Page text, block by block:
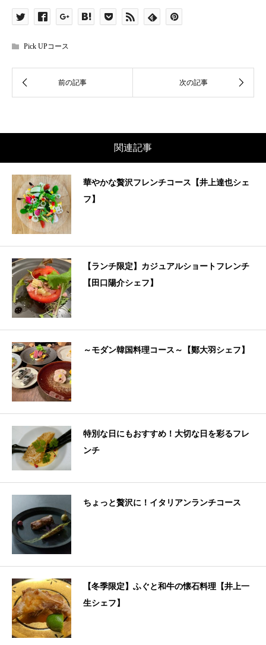
Pick UPコース
関連記事
華やかな贅沢フレンチコース【井上達也シェ
フ】
【ランチ限定】カジュアルショートフレンチ
【田口陽介シェフ】
～モダン韓国料理コース～【鄭大羽シェフ】
特別な日にもおすすめ！大切な日を彩るフレ
ンチ
ちょっと贅沢に！イタリアンランチコース
【冬季限定】ふぐと和牛の懐石料理【井上一
生シェフ】